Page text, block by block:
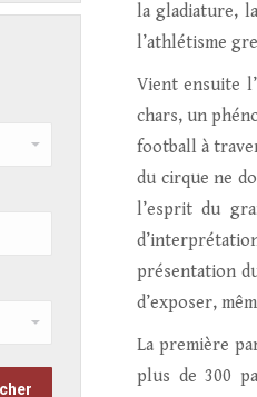
la gladiature,
l’athlétisme
Vient ensuite
chars, un
football à
du cirque ne
l’esprit du
présentation
d’exposer,
La première
plus de 300